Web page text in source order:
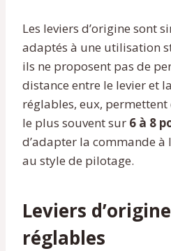
Les leviers d’origine sont
adaptés à une utilisation
ils ne proposent pas de
distance entre le levier et
réglables, eux,
le plus souvent sur 6 à 8
d’adapter la commande
au style de pilotage.
Leviers
réglables